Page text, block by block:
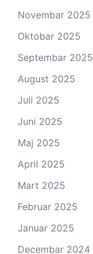
Novembar 2025
Oktobar 2025
Septembar 2025
August 2025
Juli 2025
Juni 2025
Maj 2025
April 2025
Mart 2025
Februar 2025
Januar 2025
Decembar 2024